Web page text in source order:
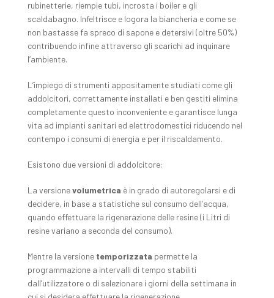
rubinetterie, riempie tubi, incrosta i boiler e gli
scaldabagno. Infeltrisce e logora la biancheria e come se
non bastasse fa spreco di sapone e detersivi (oltre 50%)
contribuendo infine attraverso gli scarichi ad inquinare
l’ambiente.
L’impiego di strumenti appositamente studiati come gli
addolcitori, correttamente installati e ben gestiti elimina
completamente questo inconveniente e garantisce lunga
vita ad impianti sanitari ed elettrodomestici riducendo nel
contempo i consumi di energia e per il riscaldamento.
Esistono due versioni di addolcitore:
La versionevolumetrica è in grado di autoregolarsi e di
decidere, in base a statistiche sul consumo dell’acqua,
quando effettuare la rigenerazione delle resine (i Litri di
resine variano a seconda del consumo).
Mentre la versione temporizzata permette la
programmazione a intervalli di tempo stabiliti
dall’utilizzatore o di selezionare i giorni della settimana in